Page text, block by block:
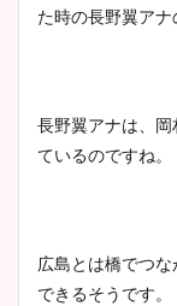
た時の長野翼アナ
長野翼アナは、
ているのですね。
広島とは橋でつ
できるそうです。